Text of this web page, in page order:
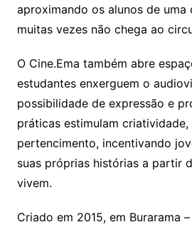
aproximando os alunos de
muitas vezes não chega ao
O Cine.Ema também abre
estudantes enxerguem o
possibilidade de expressão e
práticas estimulam
pertencimento, incentivando
suas próprias histórias a partir
vivem.
Criado em 2015, em Burarama